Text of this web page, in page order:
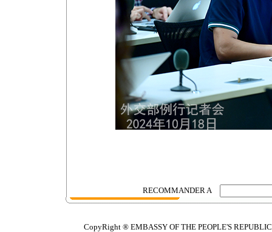
RECOMMANDER A
CopyRight ® EMBASSY OF THE PEOPLE'S